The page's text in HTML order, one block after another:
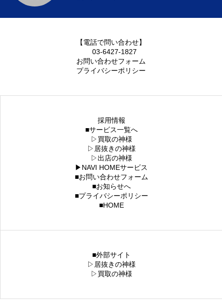
【電話で問い合わせ】
03-6427-1827
お問い合わせフォーム
プライバシーポリシー
採用情報
■サービス一覧へ
▷買取の神様
▷居抜きの神様
▷出店の神様
▶NAVI HOMEサービス
■お問い合わせフォーム
■お知らせへ
■プライバシーポリシー
■HOME
■外部サイト
▷居抜きの神様
▷買取の神様